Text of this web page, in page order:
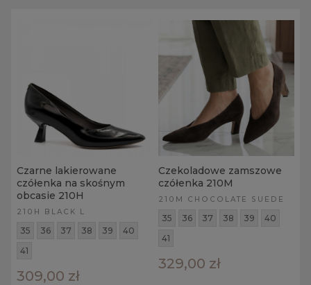
Czarne lakierowane
czółenka na skośnym
obcasie 210H
210H BLACK L
35 36 37 38 39
40
41
309,00 zł
Czekoladowe zamszowe
czółenka 210M
210M CHOCOLATE SUEDE
35 36 37 38 39
40
41
329,00 zł